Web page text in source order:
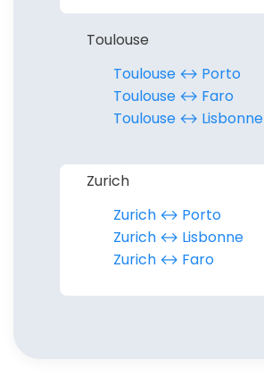
Toulouse
Toulouse ↔︎ Porto
Toulouse ↔︎ Faro
Toulouse ↔︎ Lisbonne
Zurich
Zurich ↔︎ Porto
Zurich ↔︎ Lisbonne
Zurich ↔︎ Faro